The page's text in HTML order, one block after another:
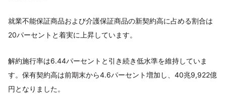
就業不能保証商品および介護保証商品の新契約高に占める割合は
20パーセントと着実に上昇しています。
解約施行率は6.44パーセントと引き続き低水準を維持していま
す。保有契約高は前期末から4.6パーセント増加し、40兆9,922億
円となりました。